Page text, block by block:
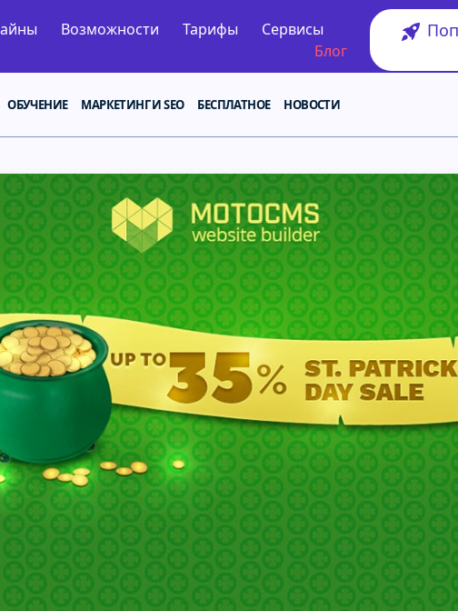
Возможности Тарифы
Сервисы
Блог
ОБУЧЕНИЕ МАРКЕТИНГ И SEO БЕСПЛАТНОЕ НОВОСТИ